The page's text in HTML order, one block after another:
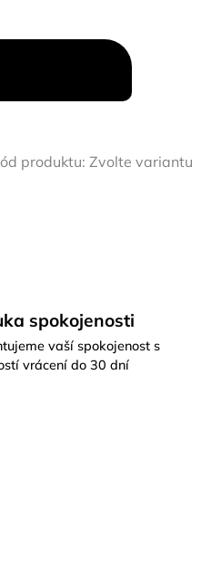
produktu: Zvolte variantu
spokojenosti
vaší spokojenost s
vrácení do 30 dní